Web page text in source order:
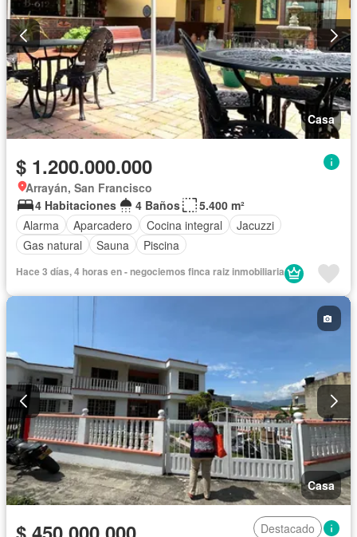
Casa
$ 1.200.000.000
Arrayán, San Francisco
4 Habitaciones
4 Baños
5.400 m²
Alarma
Aparcadero Cocina integral
Jacuzzi
Gas natural
Sauna Piscina
Hace 3 días, 4 horas en - negociemos finca raiz inmobiliaria
Casa
Destacado